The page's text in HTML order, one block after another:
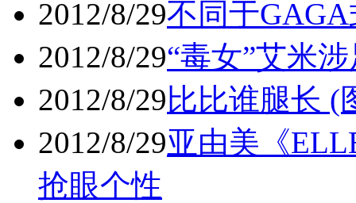
2012/8/29不同于
2012/8/29“毒女”艾米
2012/8/29比比谁腿长 (
2012/8/29亚由美《
抢眼个性